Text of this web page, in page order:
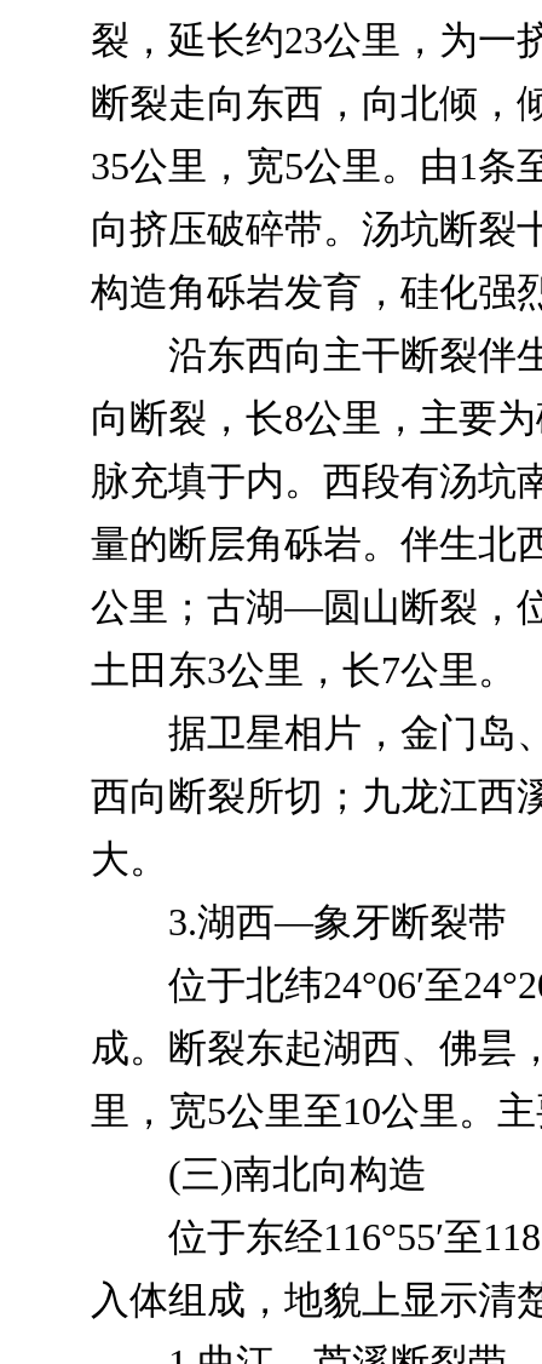
裂，延长约23公里，为一
断裂走向东西，向北倾
35公里，宽5公里。由1条
向挤压破碎带。汤坑断裂
构造角砾岩发育，硅化强
沿东西向主干断裂伴生
向断裂，长8公里，主要
脉充填于内。西段有汤坑
量的断层角砾岩。伴生北
公里；古湖—圆山断裂，
土田东3公里，长7公里。
据卫星相片，金门岛、
西向断裂所切；九龙江西
大。
3.湖西—象牙断裂带
位于北纬24°06′至
成。断裂东起湖西、佛昙
里，宽5公里至10公里。
(三)南北向构造
位于东经116°55′至
入体组成，地貌上显示清